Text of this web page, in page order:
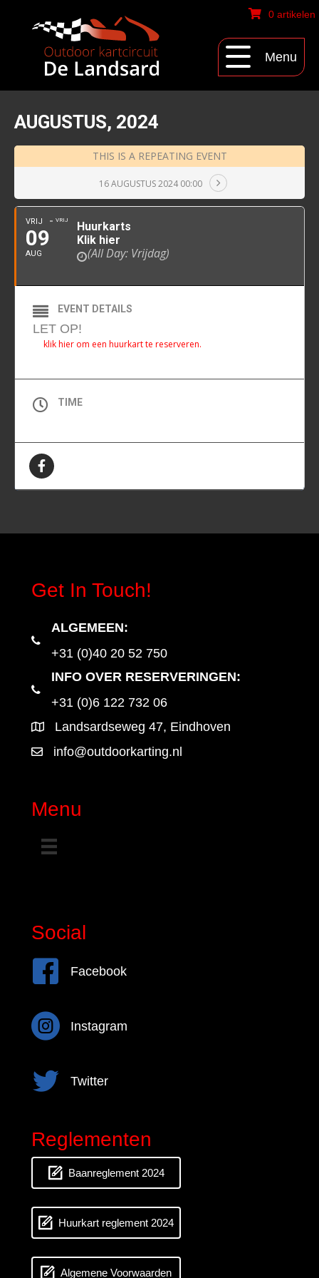
0 artikelen
Menu
AUGUSTUS, 2024
THIS IS A REPEATING EVENT
16 AUGUSTUS 2024 00:00
VRIJ
09
AUG
VRIJ
Huurkarts
Klik hier
(All Day: Vrijdag)
EVENT DETAILS
LET OP!
klik hier om een huurkart te reserveren.
TIME
Get In Touch!
ALGEMEEN:
+31 (0)40 20 52 750
INFO OVER RESERVERINGEN:
+31 (0)6 122 732 06
Landsardseweg 47, Eindhoven
info@outdoorkarting.nl
Menu
Social
FacebookFacebook
InstagramInstagram
Twitter Twitter
Reglementen
Baanreglement 2024
Huurkart reglement 2024
Algemene Voorwaarden